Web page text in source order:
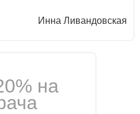
Инна Ливандовская
на